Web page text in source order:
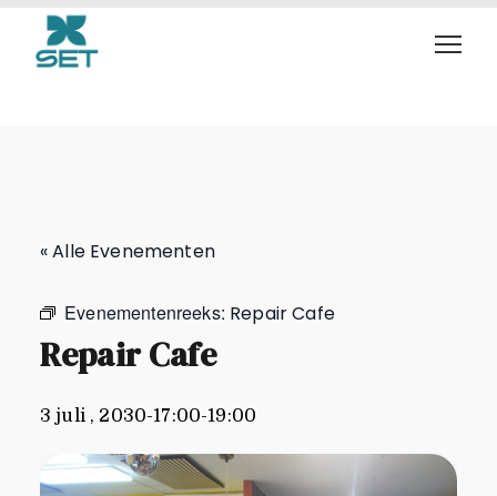
Repair Cafe
« Alle Evenementen
Evenementenreeks: Repair Cafe
Repair Cafe
3 juli , 2030-17:00-19:00